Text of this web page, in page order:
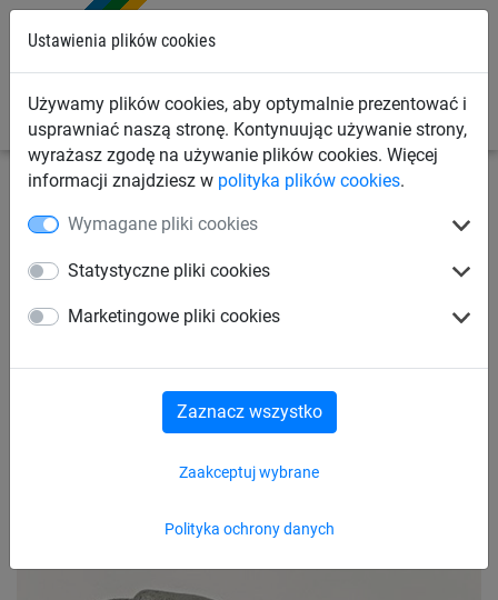
Ustawienia plików cookies
Używamy plików cookies, aby optymalnie prezentować i
usprawniać naszą stronę. Kontynuując używanie strony,
wyrażasz zgodę na używanie plików cookies. Więcej
informacji znajdziesz w polityka plików cookies.
Wymagane pliki cookies
Statystyczne pliki cookies
Marketingowe pliki cookies
Polityka ochrony danych
Zaakceptuj wybrane
Zaznacz wszystko
Stalowy uchwyt do
mocowania plandek (11 mm)